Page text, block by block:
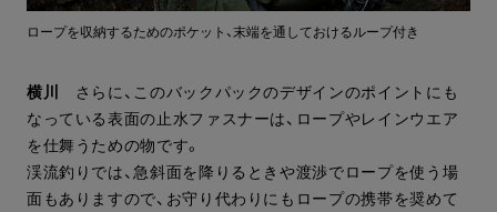
ロープを収納するためのポケット、末端を通しておけるループ付き
横川 さらに、このバックパックのデザインのポイントにも
なっている表面の止水ファスナーは、ロープやレインウエア
を仕舞うための物です。
渓流釣りでは、急斜面を降りるときや渡渉でロープを使う場
面もありますので、お守り代わりにもロープの携帯を奨めて